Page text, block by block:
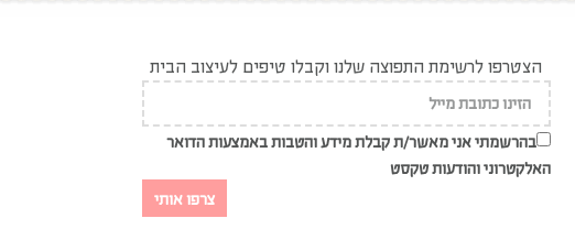
הצטרפו לרשימת התפוצה שלנו וקבלו טיפים לעיצוב הבית
בהרשמתי אני מאשר/ת קבלת מידע והטבות באמצעות הדואר
האלקטרוני והודעות טקסט
צרפו אותי